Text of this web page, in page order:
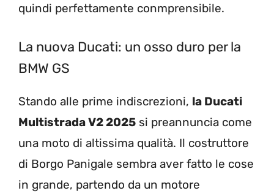
quindi perfettamente conmprensibile.
La nuova Ducati: un osso duro per la
BMW GS
Stando alle prime indiscrezioni, la Ducati
Multistrada V2 2025 si preannuncia come
una moto di altissima qualità. Il costruttore
di Borgo Panigale sembra aver fatto le cose
in grande, partendo da un motore